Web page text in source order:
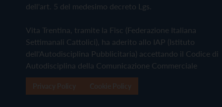
dell'art. 5 del medesimo decreto Lgs.
Vita Trentina, tramite la Fisc (Federazione Italiana
Settimanali Cattolici), ha aderito allo IAP (Istituto
dell'Autodisciplina Pubblicitaria) accettando il Codice di
Autodisciplina della Comunicazione Commerciale